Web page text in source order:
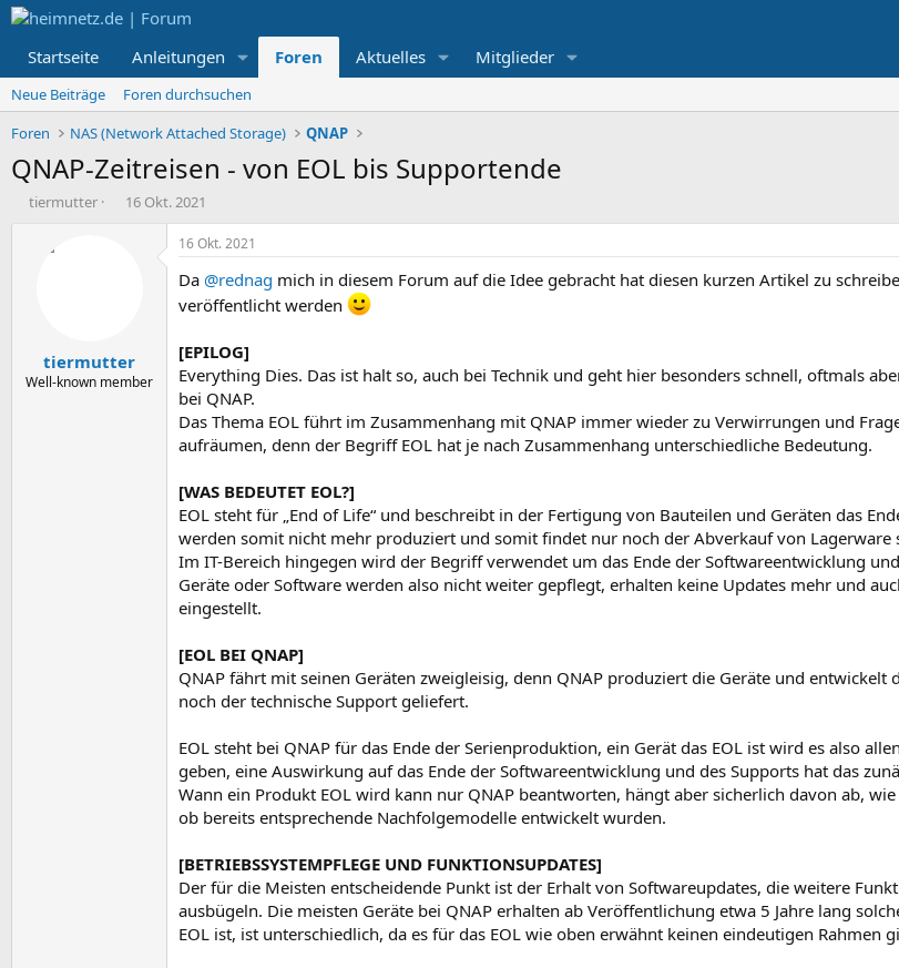
Startseite Anleitungen Foren Aktuelles Mitglieder
Neue Beiträge
Foren durchsuchen
Foren
NAS (Network Attached Storage) QNAP
QNAP-Zeitreisen - von EOL bis Supportende
E
tiermutter
E
a
m
16 Okt. 2021
tiermutter
Well-known member
16 Okt. 2021
Da @rednag mich in diesem Forum auf die Idee gebracht hat diesen kurzen Artikel zu
veröffentlicht werden
[EPILOG]
Everything Dies. Das ist halt so, auch bei Technik und geht hier besonders schnell, oftmals
bei QNAP.
Das Thema EOL führt im Zusammenhang mit QNAP immer wieder zu Verwirrungen und
aufräumen, denn der Begriff EOL hat je nach Zusammenhang unterschiedliche Bedeutung.
[WAS BEDEUTET EOL?]
EOL steht für „End of Life“ und beschreibt in der Fertigung von Bauteilen und Geräten das
werden somit nicht mehr produziert und somit findet nur noch der Abverkauf von Lagerware
Im IT-Bereich hingegen wird der Begriff verwendet um das Ende der Softwareentwicklung
Geräte oder Software werden also nicht weiter gepflegt, erhalten keine Updates mehr und
eingestellt.
[EOL BEI QNAP]
QNAP fährt mit seinen Geräten zweigleisig, denn QNAP produziert die Geräte und entwickelt
noch der technische Support geliefert.
EOL steht bei QNAP für das Ende der Serienproduktion, ein Gerät das EOL ist wird es also
geben, eine Auswirkung auf das Ende der Softwareentwicklung und des Supports hat das
Wann ein Produkt EOL wird kann nur QNAP beantworten, hängt aber sicherlich davon ab,
ob bereits entsprechende Nachfolgemodelle entwickelt wurden.
[BETRIEBSSYSTEMPFLEGE UND FUNKTIONSUPDATES]
Der für die Meisten entscheidende Punkt ist der Erhalt von Softwareupdates, die weitere
ausbügeln. Die meisten Geräte bei QNAP erhalten ab Veröffentlichung etwa 5 Jahre lang
EOL ist, ist unterschiedlich, da es für das EOL wie oben erwähnt keinen eindeutigen Rahmen